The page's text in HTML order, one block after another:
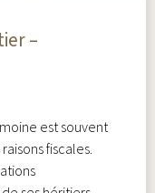
–
est souvent
fiscales.